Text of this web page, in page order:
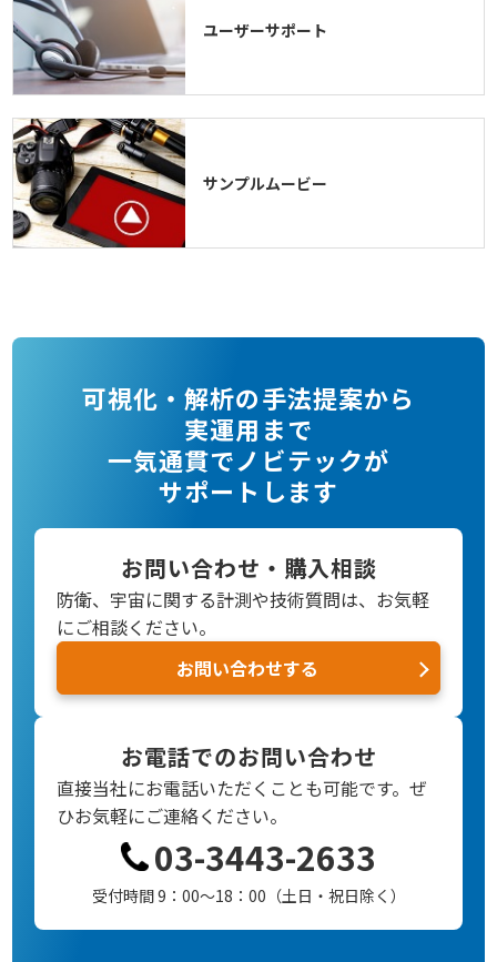
ユーザーサポート
サンプルムービー
可視化・解析の手法提案から
実運用まで
一気通貫でノビテックが
サポートします
お問い合わせ・購入相談
防衛、宇宙に関する計測や技術質問は、お気軽
にご相談ください。
お問い合わせする
お電話でのお問い合わせ
直接当社にお電話いただくことも可能です。ぜ
ひお気軽にご連絡ください。
03-3443-2633
受付時間 9：00～18：00（土日・祝日除く）